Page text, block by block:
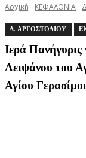
Αρχική ΚΕΦΑΛΟΝΙΑ
Δ. ΑΡΓΟΣΤΟΛΙΟΥ
Ιερά Πανήγυρις
Λειψάνου του
Αγίου